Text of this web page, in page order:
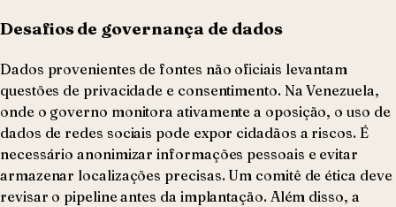
Desafios de governança de dados
Dados provenientes de fontes não oficiais levantam
questões de privacidade e consentimento. Na Venezuela,
onde o governo monitora ativamente a oposição, o uso de
dados de redes sociais pode expor cidadãos a riscos. É
necessário anonimizar informações pessoais e evitar
armazenar localizações precisas. Um comitê de ética deve
revisar o pipeline antes da implantação. Além disso, a